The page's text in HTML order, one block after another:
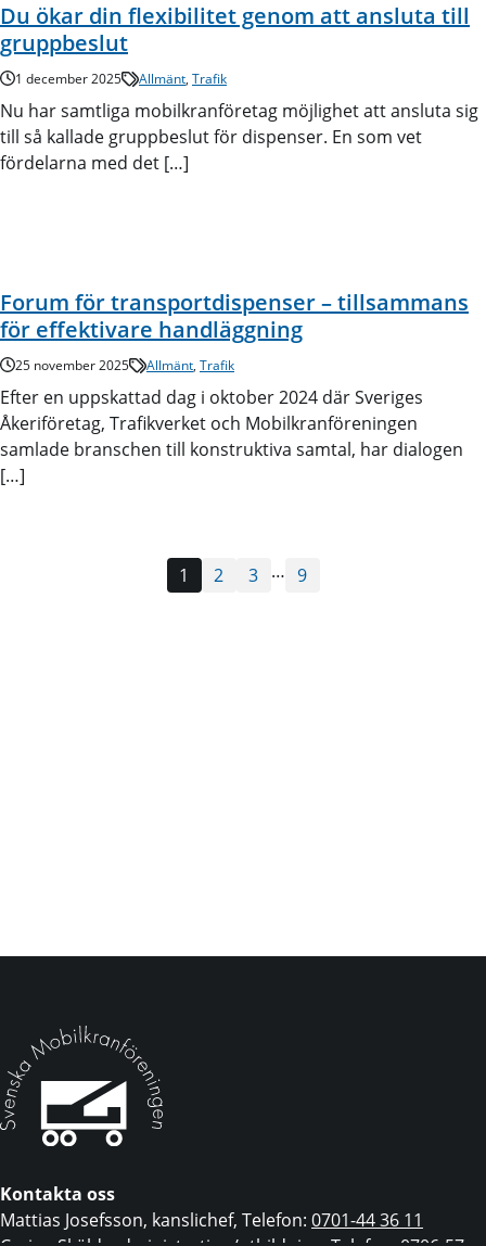
Du ökar din flexibilitet genom att ansluta till
gruppbeslut
1 december 2025 Allmänt, Trafik
Nu har samtliga mobilkranföretag möjlighet att ansluta sig
till så kallade gruppbeslut för dispenser. En som vet
fördelarna med det […]
Forum för transportdispenser – tillsammans
för effektivare handläggning
25 november 2025 Allmänt, Trafik
Efter en uppskattad dag i oktober 2024 där Sveriges
Åkeriföretag, Trafikverket och Mobilkranföreningen
samlade branschen till konstruktiva samtal, har dialogen
[…]
1 2 3 … 9
Kontakta oss
Mattias Josefsson, kanslichef, Telefon: 0701-44 36 11